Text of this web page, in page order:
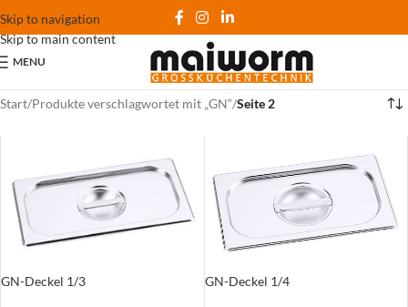
Skip to navigation
Skip to main content
MENU
Start/Produkte verschlagwortet mit „GN“/Seite 2
GN-Deckel 1/3 GN-Deckel 1/4